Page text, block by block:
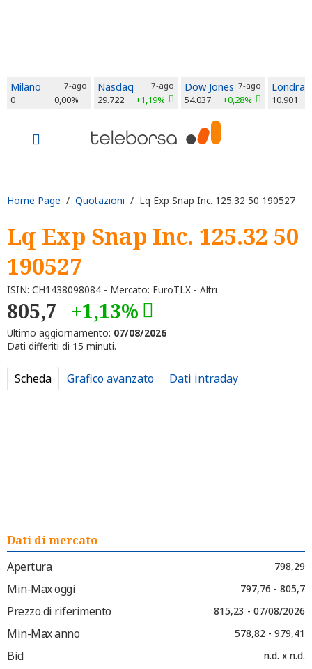
Milano 7-ago
0 0,00%
Nasdaq 7-ago
29.722 +1,19%
Dow Jones 7-ago
54.037 +0,28%
Londra
10.901
Home Page / Quotazioni / Lq Exp Snap Inc. 125.32 50 190527
Lq Exp Snap Inc. 125.32 50
190527
ISIN: CH1438098084 - Mercato: EuroTLX - Altri
805,7 +1,13%
Ultimo aggiornamento: 07/08/2026
Dati differiti di 15 minuti.
Scheda Grafico avanzato Dati intraday
Dati di mercato
Apertura
798,29
Min-Max oggi 797,76 - 805,7
Prezzo di riferimento 815,23 - 07/08/2026
Min-Max anno 578,82 - 979,41
Bid n.d. x n.d.